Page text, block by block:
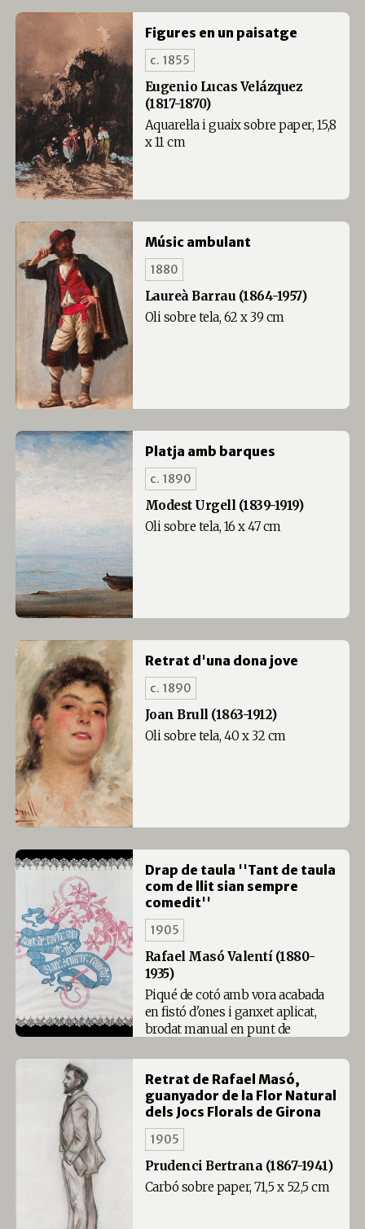
Figures en un paisatge
c. 1855
Eugenio Lucas Velázquez
(1817-1870)
Aquarel·la i guaix sobre paper, 15,8
x 11 cm
Músic ambulant
1880
Laureà Barrau (1864-1957)
Oli sobre tela, 62 x 39 cm
Platja amb barques
c. 1890
Modest Urgell (1839-1919)
Oli sobre tela, 16 x 47 cm
Retrat d'una dona jove
c. 1890
Joan Brull (1863-1912)
Oli sobre tela, 40 x 32 cm
Drap de taula ''Tant de taula
com de llit sian sempre
comedit''
1905
Rafael Masó Valentí (1880-
1935)
Piqué de cotó amb vora acabada
en fistó d'ones i ganxet aplicat,
brodat manual en punt de
fils de cotó, 61 x 66 cm, vora a base
de punta de 3,5 cm
Retrat de Rafael Masó,
guanyador de la Flor Natural
dels Jocs Florals de Girona
1905
Prudenci Bertrana (1867-1941)
Carbó sobre paper, 71,5 x 52,5 cm